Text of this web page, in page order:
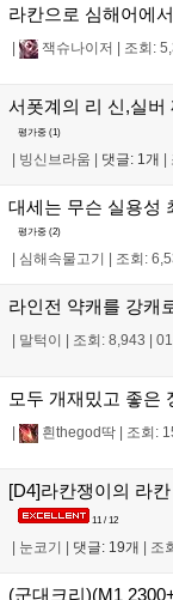
라칸으로 심해어에
잭슈나이저 조회:
서폿계의 리 신,실버
평가중 (1)
| 빙신브라움 | 댓글: 1개 |
대세는 무슨 실용성
평가중 (2)
심해속물고기 조회:
라인전 약캐를 강캐
말턱이 조회: 8,943
모두 개재밌고 좋은
흰thegod딱 조회:
[D4]라칸쟁이의 라
11 / 12
눈코기 댓글: 19개 조
(군대크리)(M1